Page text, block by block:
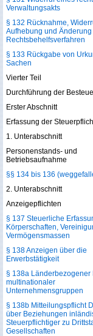
Verwaltungsakts
§ 132 Rücknahme,
Aufhebung und Änderung
Rechtsbehelfsverfahren
§ 133 Rückgabe von
Sachen
Vierter Teil
Durchführung der
Erster Abschnitt
Erfassung der
1. Unterabschnitt
Personenstands- und
Betriebsaufnahme
§§ 134 bis 136
2. Unterabschnitt
Anzeigepflichten
§ 137 Steuerliche
Körperschaften,
Vermögensmassen
§ 138 Anzeigen über die
Erwerbstätigkeit
§ 138a Länderbezogener
multinationaler
Unternehmensgruppen
§ 138b Mitteilungspflicht
über Beziehungen
Steuerpflichtiger zu
Gesellschaften